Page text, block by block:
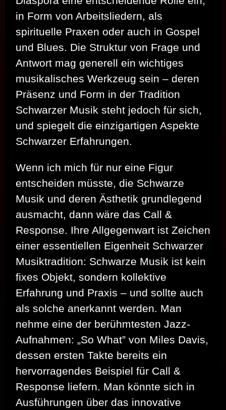
in Form von Arbeitsliedern, als
spirituelle Praxen oder auch in Gospel
und Blues. Die Struktur von Frage und
Antwort mag generell ein wichtiges
musikalisches Werkzeug sein – deren
Präsenz und Form in der Tradition
Schwarzer Musik steht jedoch für sich,
und spiegelt die einzigartigen Aspekte
Schwarzer Erfahrungen.
Wenn ich mich für nur eine Figur
entscheiden müsste, die Schwarze
Musik und deren Ästhetik grundlegend
ausmacht, dann wäre das Call &
Response. Ihre Allgegenwart ist Zeichen
einer essentiellen Eigenheit Schwarzer
Musiktradition: Schwarze Musik ist kein
fixes Objekt, sondern kollektive
Erfahrung und Praxis – und sollte auch
als solche anerkannt werden. Man
nehme eine der berühmtesten Jazz-
Aufnahmen: „So What” von Miles Davis,
dessen ersten Takte bereits ein
hervorragendes Beispiel für Call &
Response liefern. Man könnte sich in
Ausführungen über das innovative